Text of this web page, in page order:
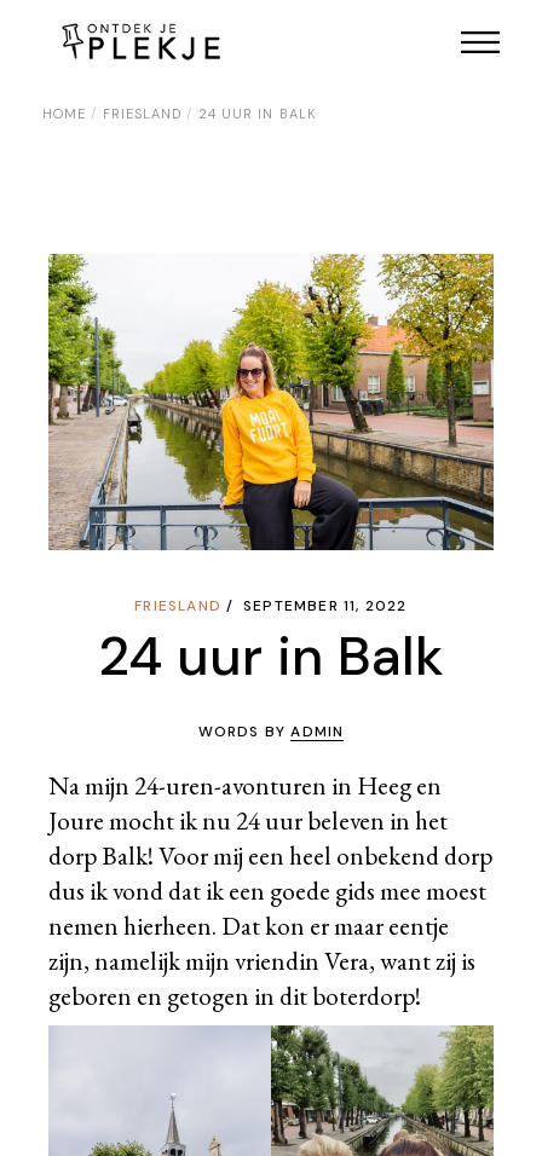
HOME FRIESLAND 24 UUR IN BALK
FRIESLAND SEPTEMBER 11, 2022
24 uur in Balk
WORDS BYADMIN
Na mijn 24-uren-avonturen in Heeg en
Joure mocht ik nu 24 uur beleven in het
dorp Balk! Voor mij een heel onbekend dorp
dus ik vond dat ik een goede gids mee moest
nemen hierheen. Dat kon er maar eentje
zijn, namelijk mijn vriendin Vera, want zij is
geboren en getogen in dit boterdorp!